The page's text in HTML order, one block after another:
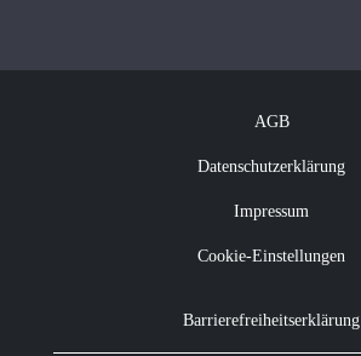
AGB
Datenschutzerklärung
Impressum
Cookie-Einstellungen
Barrierefreiheitserklärung